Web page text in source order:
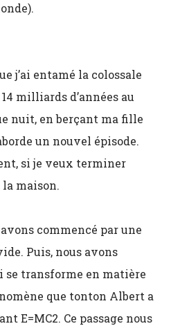
j’ai entamé la colossale
milliards d’années au
nuit, en berçant ma fille
un nouvel épisode.
si je veux terminer
maison.
commencé par une
Puis, nous avons
se transforme en matière
que tonton Albert a
E=MC2. Ce passage nous